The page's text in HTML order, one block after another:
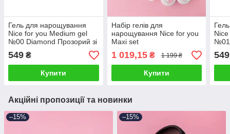
Гель для нарощування
Nice for you Medium gel
№00 Diamond Прозорий зі
срібним шимером 50 г
549 ₴
Купити
Набір гелів для
нарощування Nice for you
Maxi set
1 019,15₴ 1 199 ₴
Купити
№01
549
Акційні пропозиції та новинки
–15% –15%